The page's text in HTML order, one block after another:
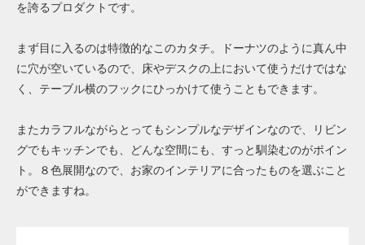
を誇るプロダクトです。
まず目に入るのは特徴的なこのカタチ。ドーナツのように真ん中
に穴が空いているので、床やデスクの上において使うだけではな
く、テーブル横のフックにひっかけて使うこともできます。
またカラフルながらとってもシンプルなデザインなので、リビン
グでもキッチンでも、どんな空間にも、すっと馴染むのがポイン
ト。８色展開なので、お家のインテリアに合ったものを選ぶこと
ができますね。